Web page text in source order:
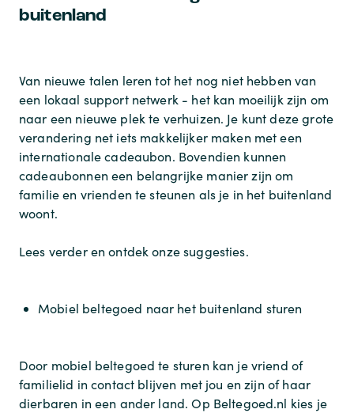
buitenland
Van nieuwe talen leren tot het nog niet hebben van
een lokaal support netwerk - het kan moeilijk zijn om
naar een nieuwe plek te verhuizen. Je kunt deze grote
verandering net iets makkelijker maken met een
internationale cadeaubon. Bovendien kunnen
cadeaubonnen een belangrijke manier zijn om
familie en vrienden te steunen als je in het buitenland
woont.
Lees verder en ontdek onze suggesties.
Mobiel beltegoed naar het buitenland sturen
Door mobiel beltegoed te sturen kan je vriend of
familielid in contact blijven met jou en zijn of haar
dierbaren in een ander land. Op Beltegoed.nl kies je